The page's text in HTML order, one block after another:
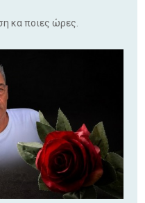
κα ποιες ώρες.